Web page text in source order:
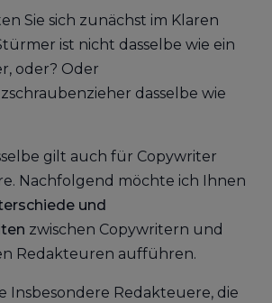
Sie sich zunächst im Klaren
ist nicht dasselbe wie ein
oder? Oder
dasselbe wie
gilt auch für Copywriter
Nachfolgend möchte ich Ihnen
und
zwischen Copywritern und
Redakteuren aufführen.
Insbesondere Redakteuere, die